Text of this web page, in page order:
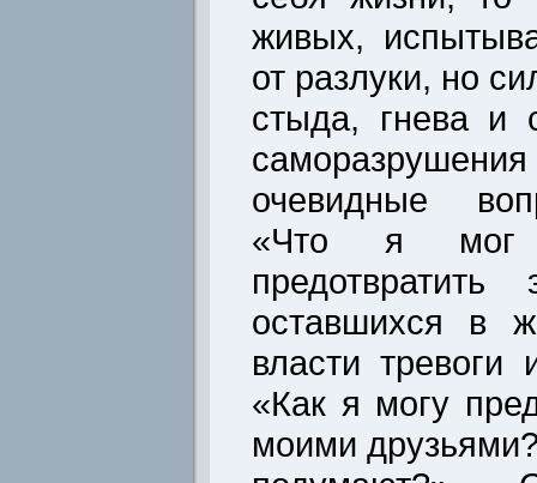
живых,
от разлуки, но
стыда, гнева и
очевидные
«Что я мог
оставшихся в
власти тревоги
«Как я могу
моими